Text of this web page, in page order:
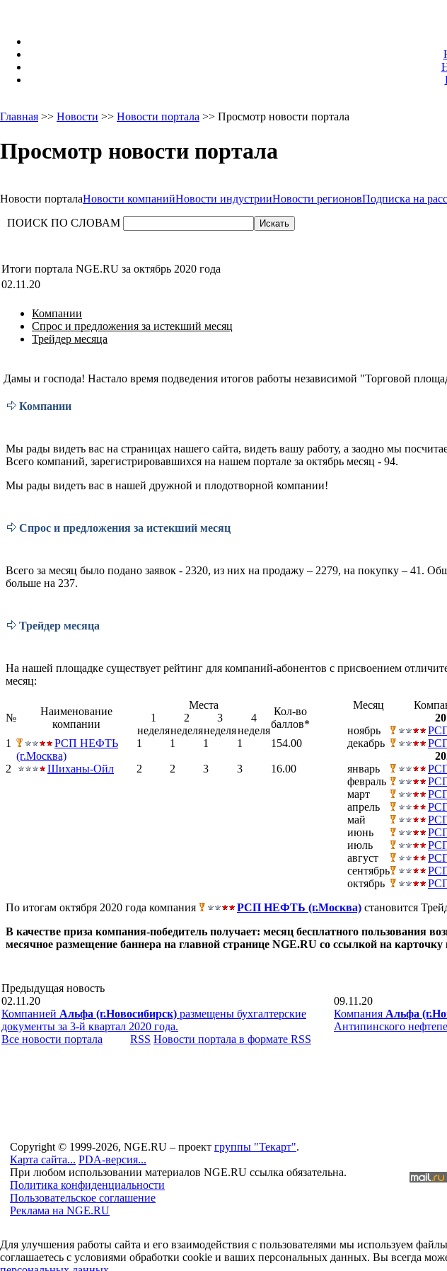
Главная >> Новости >> Новости портала >> Просмотр новости портала
Просмотр новости портала
Новости порталаНовости компанийНовости индустрииНовости регионовПодписка на
ПОИСК ПО СЛОВАМ
Итоги портала NGE.RU за октябрь 2020 года
02.11.20
Компании
Спрос и предложения за истекший месяц
Трейдер месяца
Дамы и господа! Настало время подведения итогов работы независимой "Торговой
Компании
Мы рады видеть вас на страницах нашего сайта, видеть вашу работу, а заодно мы
Всего компаний, зарегистрировавшихся на нашем портале за октябрь месяц - 94.
Мы рады видеть вас в нашей дружной и плодотворной компании!
Спрос и предложения за истекший месяц
Всего за месяц было подано заявок - 2320, из них на продажу – 2279, на покупку – 41.
больше на 237.
Трейдер месяца
На нашей площадке существует рейтинг для компаний-абонентов с присвоением
месяц:
№
Наименование
компании
Места
Кол-во
баллов*
1
неделя
2
неделя
3
неделя
4
неделя
1
РСП НЕФТЬ
(г.Москва)
1 1 1 1 154.00
2 Шиханы-Ойл 2 2 3 3 16.00
Месяц
ноябрь
декабрь
январь
февраль
март
апрель
май
июнь
июль
август
сентябрь
октябрь
По итогам октября 2020 года компания
РСП НЕФТЬ (г.Москва) становится
В качестве приза компания-победитель получает: месяц бесплатного пользования
месячное размещение баннера на главной странице NGE.RU со ссылкой на
Предыдущая новость
02.11.20
Компанией Альфа (г.Новосибирск) размещены бухгалтерские
документы за 3-й квартал 2020 года.
09.11.20
Компания Альфа
Антипинского
Все новости портала
RSS Новости портала в формате RSS
Copyright © 1999-2026, NGE.RU – проект группы "Текарт".
Карта сайта... PDA-версия...
При любом использовании материалов NGE.RU ссылка обязательна.
Политика конфиденциальности
Пользовательское соглашение
Реклама на NGE.RU
Для улучшения работы сайта и его взаимодействия с пользователями мы используем
соглашаетесь с условиями обработки cookie и ваших персональных данных. Вы всегда